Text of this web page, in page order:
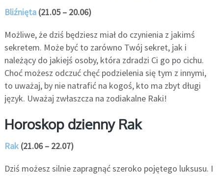
Bliźnięta(21.05 – 20.06)
Możliwe, że dziś będziesz miał do czynienia z jakimś
sekretem. Może być to zarówno Twój sekret, jak i
należący do jakiejś osoby, która zdradzi Ci go po cichu.
Choć możesz odczuć chęć podzielenia się tym z innymi,
to uważaj, by nie natrafić na kogoś, kto ma zbyt długi
język. Uważaj zwłaszcza na zodiakalne Raki!
Horoskop dzienny Rak
Rak(21.06 – 22.07)
Dziś możesz silnie zapragnąć szeroko pojętego luksusu. I